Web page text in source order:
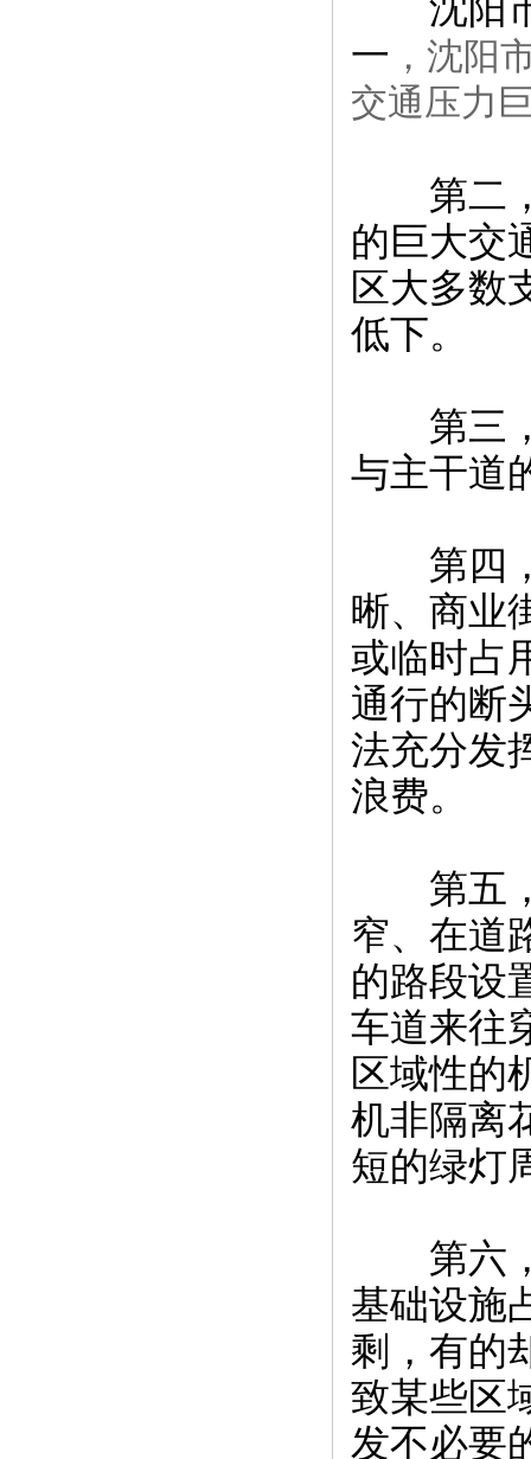
沈阳市
一 ，沈阳
交通压力
第二，
的巨大交
区大多数
低下。
第三，
与主干道
第四，
晰、商业
或临时占
通行的断
法充分发
浪费。
第五，
窄、在道
的路段设
车道来往
区域性的
机非隔离
短的绿灯
第六，
基础设施
剩，有的
致某些区
发不必要